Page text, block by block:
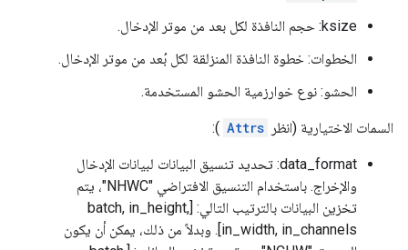
ksize: حجم النافذة لكل بعد من موتر الإدخال.
الخطوات: خطوة النافذة المنزلقة لكل بُعد من موتر الإدخال.
الحشو: نوع خوارزمية الحشو المستخدمة.
السمات الاختيارية (انظر Attrs
):
data_format: تحديد تنسيق البيانات لبيانات الإدخال
والإخراج. باستخدام التنسيق الافتراضي "NHWC"، يتم
تخزين البيانات بالترتيب التالي: [batch, in_height,
in_width, in_channels]. وبدلاً من ذلك، يمكن أن يكون